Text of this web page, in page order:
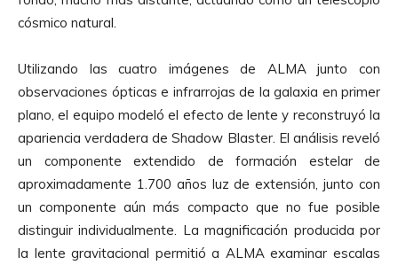
cósmico natural.
Utilizando las cuatro imágenes de ALMA junto con
observaciones ópticas e infrarrojas de la galaxia en primer
plano, el equipo modeló el efecto de lente y reconstruyó la
apariencia verdadera de Shadow Blaster. El análisis reveló
un componente extendido de formación estelar de
aproximadamente 1.700 años luz de extensión, junto con
un componente aún más compacto que no fue posible
distinguir individualmente. La magnificación producida por
la lente gravitacional permitió a ALMA examinar escalas